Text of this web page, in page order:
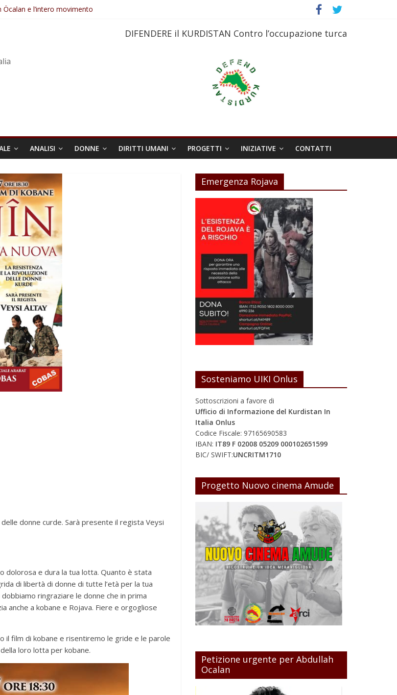
e l’intero movimento
l’attuazione della legge
dell’Iran
in legge positiva
DIFENDERE il KURDISTAN Contro l’occupazione turca
ANALISI DONNE DIRITTI UMANI PROGETTI INIZIATIVE CONTATTI
donne curde. Sarà presente il regista Veysi
dolorosa e dura la tua lotta. Quanto è stata
di libertà di donne di tutte l’età per la tua
ringraziare le donne che in prima
anche a kobane e Rojava. Fiere e orgogliose
il film di kobane e risentiremo le gride e le parole
loro lotta per kobane.
Emergenza Rojava
Sosteniamo UIKI Onlus
Sottoscrizioni a favore di
Ufficio di Informazione del Kurdistan In
Italia Onlus
Codice Fiscale: 97165690583
IBAN: IT89 F 02008 05209 000102651599
BIC/ SWIFT:UNCRITM1710
Progetto Nuovo cinema Amude
Petizione urgente per Abdullah
Ocalan